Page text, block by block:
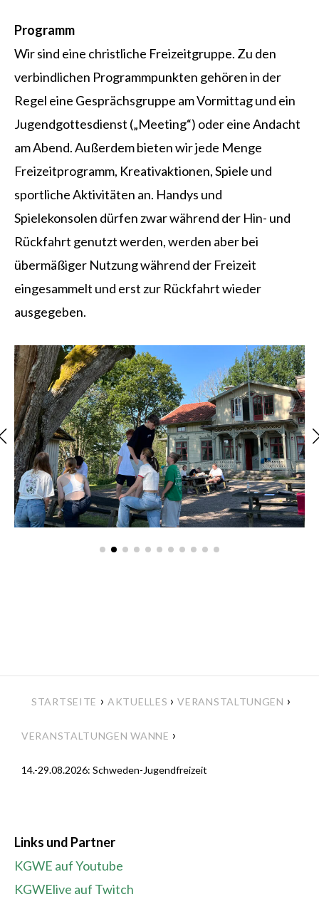
Programm
Wir sind eine christliche Freizeitgruppe. Zu den
verbindlichen Programmpunkten gehören in der
Regel eine Gesprächsgruppe am Vormittag und ein
Jugendgottesdienst („Meeting“) oder eine Andacht
am Abend. Außerdem bieten wir jede Menge
Freizeitprogramm, Kreativaktionen, Spiele und
sportliche Aktivitäten an. Handys und
Spielekonsolen dürfen zwar während der Hin- und
Rückfahrt genutzt werden, werden aber bei
übermäßiger Nutzung während der Freizeit
eingesammelt und erst zur Rückfahrt wieder
ausgegeben.
STARTSEITE › AKTUELLES › VERANSTALTUNGEN ›
VERANSTALTUNGEN WANNE ›
14.-29.08.2026: Schweden-Jugendfreizeit
Links und Partner
KGWE auf Youtube
KGWElive auf Twitch